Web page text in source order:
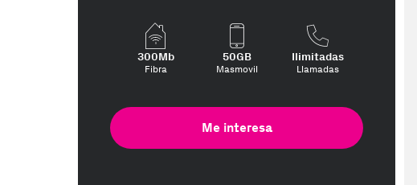
que más te interese, con los mejores precios. Gracias a nuestros vendedores
300Mb
Fibra
50GB
Masmovil
Ilimitadas
Llamadas
Me interesa